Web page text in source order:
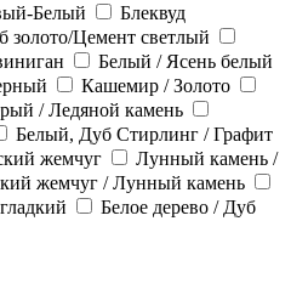
Белый
Блеквуд
золото/Цемент светлый
Белый / Ясень белый
Кашемир / Золото
/ Ледяной камень
Белый, Дуб Стирлинг / Графит
жемчуг
Лунный камень /
жемчуг / Лунный камень
Белое дерево / Дуб